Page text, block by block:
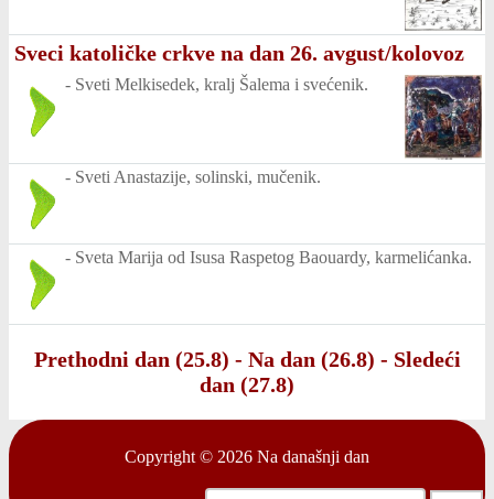
Sveci katoličke crkve na dan 26. avgust/kolovoz
- Sveti Melkisedek, kralj Šalema i svećenik.
- Sveti Anastazije, solinski, mučenik.
- Sveta Marija od Isusa Raspetog Baouardy, karmelićanka.
Prethodni dan (25.8) - Na dan (26.8) - Sledeći
dan (27.8)
Copyright © 2026 Na današnji dan